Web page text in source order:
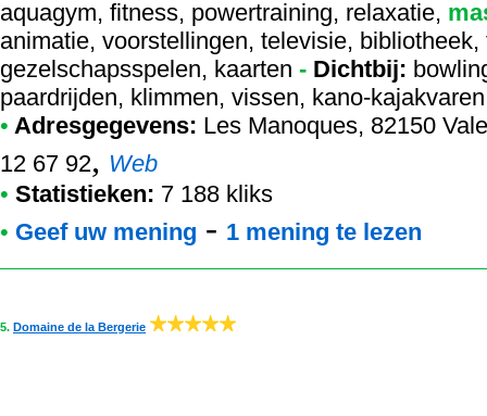
aquagym, fitness, powertraining, relaxatie,
animatie, voorstellingen, televisie,
gezelschapsspelen, kaarten - Dichtbij:
paardrijden, klimmen, vissen, kano-
• Adresgegevens: Les Manoques, 82150
12 67 92, Web
• Statistieken: 7 188 kliks
• Geef uw mening - 1 mening te lezen
5. Domaine de la Bergerie